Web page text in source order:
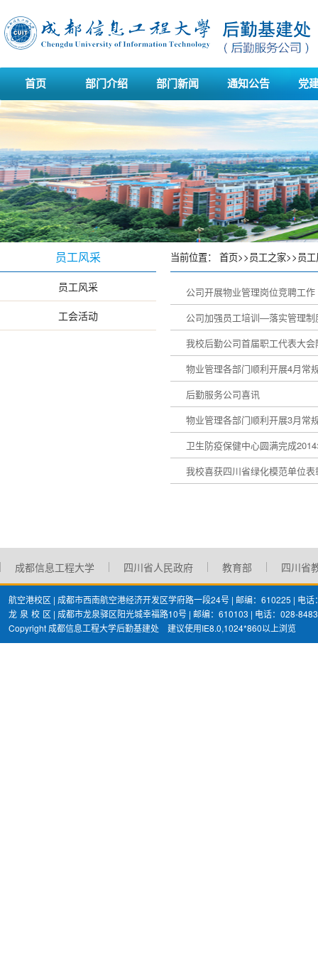
首页 部门介绍 部门新闻 通知公告 党
员工风采
员工风采
工会活动
当前位置： 首页>> 员工之家>> 员
公司开展物业管理岗位竞聘工作
公司加强员工培训—落实管理制
我校后勤公司首届职工代表大会
物业管理各部门顺利开展4月常
后勤服务公司喜讯
物业管理各部门顺利开展3月常
卫生防疫保健中心圆满完成
我校喜获四川省绿化模范单位表
成都信息工程大学 四川省人民政府 教育部 四川省
航空港校区 | 成都市西南航空港经济开发区学府路一段24号 | 邮编：610225 | 电
龙 泉 校 区 | 成都市龙泉驿区阳光城幸福路10号 | 邮编：610103 | 电话：028-
Copyright 成都信息工程大学后勤基建处 建议使用IE8.0,1024*860以上浏览